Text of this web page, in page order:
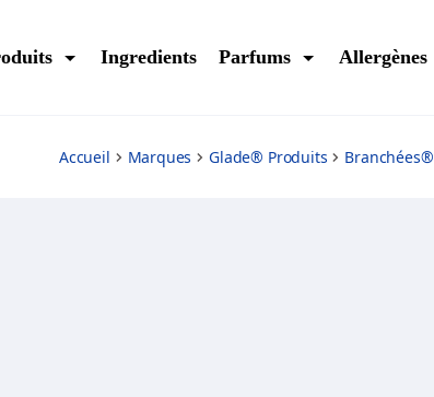
Ingredients Parfums Allergènes
Accueil Marques Glade® Produits Branchées®